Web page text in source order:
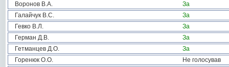
Воронов В.А.
За
Галайчук В.С.
За
Гевко В.Л.
За
Герман Д.В.
За
Гетманцев Д.О.
За
Горенюк О.О.
Не голосував